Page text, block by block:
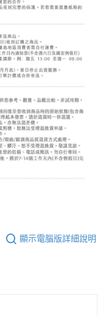
顯示電腦版詳細說明